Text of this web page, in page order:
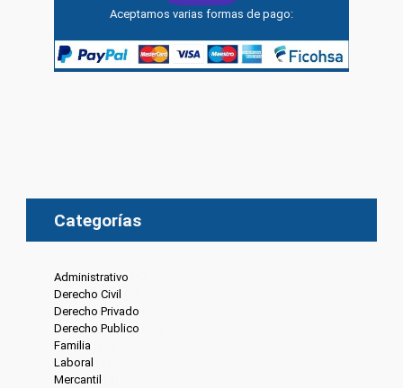
Aceptamos varias formas de pago:
Categorías
Administrativo
Derecho Civil
Derecho Privado
Derecho Publico
Familia
Laboral
Mercantil